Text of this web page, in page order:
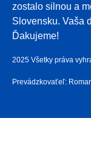
zostalo silnou a
Slovensku. Vaša
Ďakujeme!
2025 Všetky práva
Prevádzkovaťeľ: